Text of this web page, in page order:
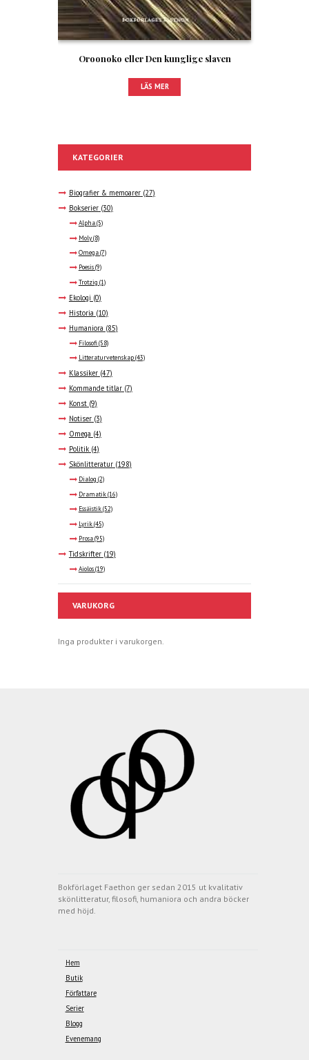
Oroonoko eller Den kunglige slaven
LÄS MER
KATEGORIER
Biografier & memoarer (27)
Bokserier (30)
Alpha(5)
Moly(8)
Omega(7)
Poesis(9)
Trotzig (1)
Ekologi (0)
Historia (10)
Humaniora (85)
Filosofi(58)
Litteraturvetenskap(43)
Klassiker (47)
Kommande titlar (7)
Konst (9)
Notiser (3)
Omega (4)
Politik (4)
Skönlitteratur (198)
Dialog (2)
Dramatik(16)
Essäistik(52)
Lyrik(45)
Prosa(95)
Tidskrifter (19)
Aiolos(19)
VARUKORG
Inga produkter i varukorgen.
Bokförlaget Faethon ger sedan 2015 ut kvalitativ
skönlitteratur, filosofi, humaniora och andra böcker
med höjd.
Hem
Butik
Författare
Serier
Blogg
Evenemang